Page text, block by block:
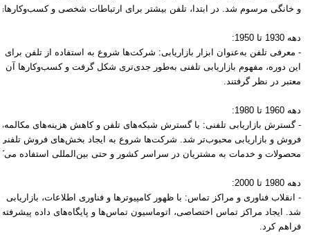
و خانگی مرسوم شد. در ابتدا، تلفن بیشتر برای ارتباطات شخصی و
دهه 1930 تا 1950:
- معرفی تلفن به‌عنوان ابزار بازاریابی: شرکت‌ها شروع به استفاده از تلفن
این دوره، مفهوم بازاریابی تلفنی به‌طور جدی‌تری شکل گرفت و کسب‌وکارها
معتبر در نظر گرفتند.
دهه 1960 تا 1980:
- گسترش بازاریابی تلفنی: با گسترش شبکه‌های تلفن و کاهش هزینه‌های مکالمه،
فروش و بازاریابی محبوب‌تر شد. شرکت‌ها شروع به ایجاد بخش‌های فروش
محصولات و خدمات به مشتریان در سراسر کشور و حتی بین‌المللی استفاده
دهه 1980 تا 2000:
- انقلاب فناوری و مراکز تماس: با ظهور کامپیوترها و فناوری اطلاعات،
شد. ایجاد مراکز تماس اختصاصی، اتوماسیون تماس‌ها و پایگاه‌های داده
فراهم کرد.